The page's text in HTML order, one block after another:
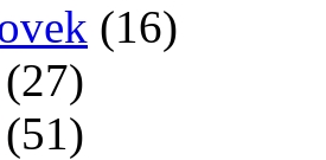
(16)
(27)
(51)